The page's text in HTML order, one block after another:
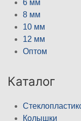
6 мм
8 мм
10 мм
12 мм
Оптом
Каталог
Колышки